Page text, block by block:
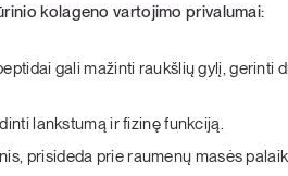
kolageno vartojimo privalumai:
gali mažinti raukšlių gylį, gerinti
lankstumą ir fizinę funkciją.
prisideda prie raumenų masės